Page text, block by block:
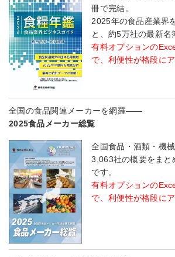
冊で完結。
2025年の食品産業界
と、約5万社の最新名
有料オプションの
で、利便性が格段にア
全国の食品関連メーカーを網羅――
2025食品メーカー総覧
全国食品・酒類・機
3,063社の概要をまと
です。
有料オプションの
で、利便性が格段にア